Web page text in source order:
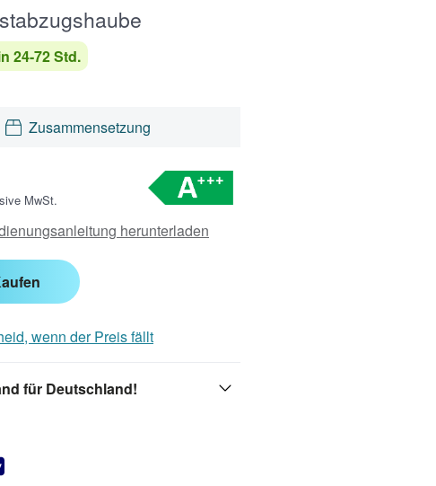
24-72 Std.
Zusammensetzung
MwSt.
herunterladen
wenn der Preis fällt
für Deutschland!